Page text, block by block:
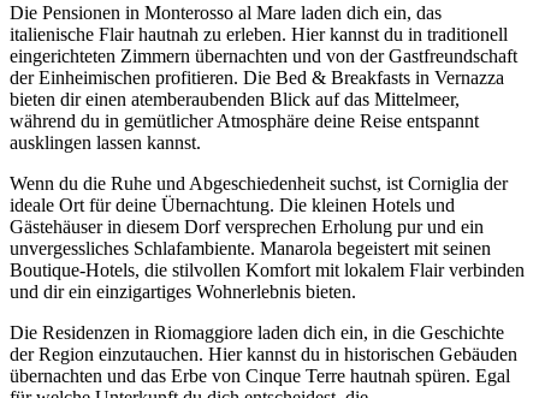
Die Pensionen in Monterosso al Mare laden dich ein, das
italienische Flair hautnah zu erleben. Hier kannst du in traditionell
eingerichteten Zimmern übernachten und von der Gastfreundschaft
der Einheimischen profitieren. Die Bed & Breakfasts in Vernazza
bieten dir einen atemberaubenden Blick auf das Mittelmeer,
während du in gemütlicher Atmosphäre deine Reise entspannt
ausklingen lassen kannst.
Wenn du die Ruhe und Abgeschiedenheit suchst, ist Corniglia der
ideale Ort für deine Übernachtung. Die kleinen Hotels und
Gästehäuser in diesem Dorf versprechen Erholung pur und ein
unvergessliches Schlafambiente. Manarola begeistert mit seinen
Boutique-Hotels, die stilvollen Komfort mit lokalem Flair verbinden
und dir ein einzigartiges Wohnerlebnis bieten.
Die Residenzen in Riomaggiore laden dich ein, in die Geschichte
der Region einzutauchen. Hier kannst du in historischen Gebäuden
übernachten und das Erbe von Cinque Terre hautnah spüren. Egal